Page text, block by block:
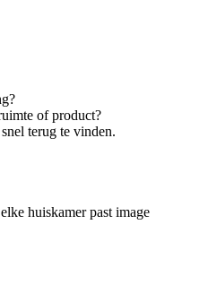
of product?
terug te vinden.